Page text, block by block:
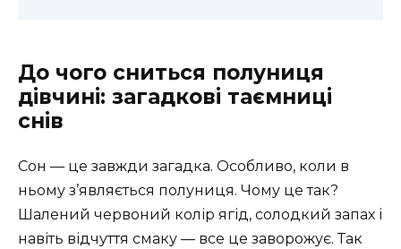
До чого сниться полуниця
дівчині: загадкові таємниці
снів
Сон — це завжди загадка. Особливо, коли в
ньому з’являється полуниця. Чому це так?
Шалений червоний колір ягід, солодкий запах і
навіть відчуття смаку — все це заворожує. Так